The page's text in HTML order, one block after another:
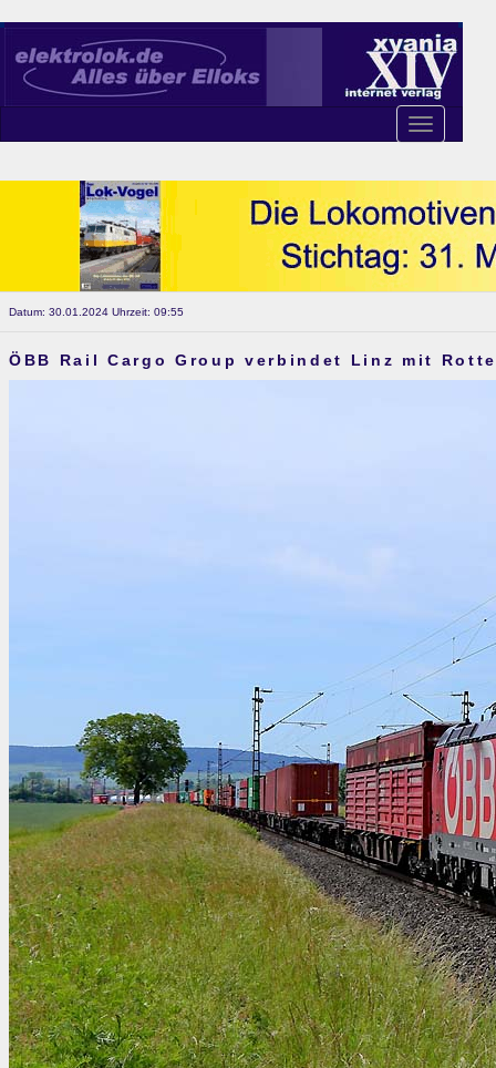
Toggle
navigation
Datum: 30.01.2024 Uhrzeit: 09:55
ÖBB Rail Cargo Group verbindet Linz mit